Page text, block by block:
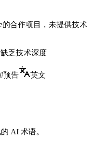
合作项目，未提供技术
乏技术深度
#预告 英文
AI 术语。